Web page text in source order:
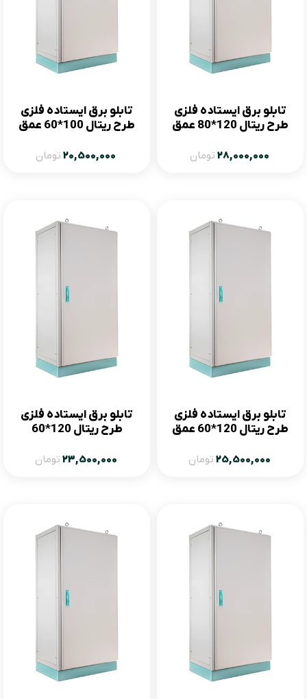
تابلو برق ایستاده فلزی
طرح ریتال 120*80 عمق
28,000,000 تومان
تابلو برق ایستاده فلزی
طرح ریتال 100*60 عمق
20,500,000 تومان
تابلو برق ایستاده فلزی
طرح ریتال 120*60 عمق
25,500,000 تومان
تابلو برق ایستاده فلزی
طرح ریتال 120*60
23,500,000 تومان